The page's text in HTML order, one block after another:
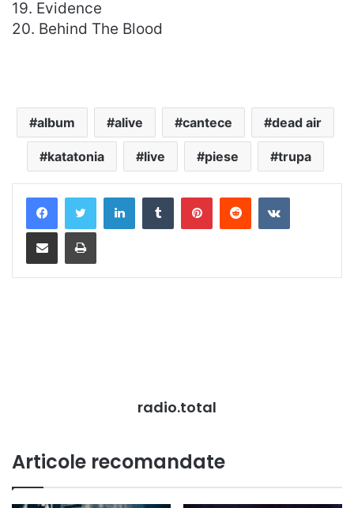
19. Evidence
20. Behind The Blood
album alive cantece dead air
katatonia live piese trupa
LinkedInTumblrPinterestRedditVKontakte
Distribuie prin mail Tipărește
radio.total
Articole recomandate